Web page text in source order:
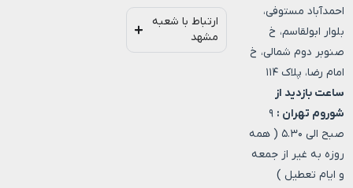
احمدآباد مستوفی،
بلوار ابولقاسم، خ
صنوبر دوم شمالی، خ
امام رضا، پلاک ۱۱۴
ساعت بازدید از
شوروم تهران : ۹
صبح الی ۵.۳۰ ( همه
روزه به غیر از جمعه
و ایام تعطیل )
ارتباط با شعبه
مشهد